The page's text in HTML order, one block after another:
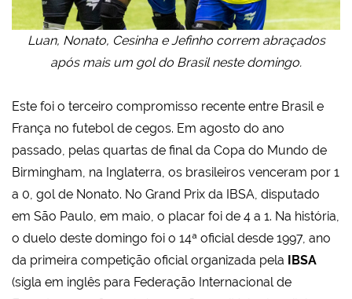
Luan, Nonato, Cesinha e Jefinho correm abraçados
após mais um gol do Brasil neste domingo.
Este foi o terceiro compromisso recente entre Brasil e
França no futebol de cegos. Em agosto do ano
passado, pelas quartas de final da Copa do Mundo de
Birmingham, na Inglaterra, os brasileiros venceram por 1
a 0, gol de Nonato. No Grand Prix da IBSA, disputado
em São Paulo, em maio, o placar foi de 4 a 1. Na história,
o duelo deste domingo foi o 14ª oficial desde 1997, ano
da primeira competição oficial organizada pela IBSA
(sigla em inglês para Federação Internacional de